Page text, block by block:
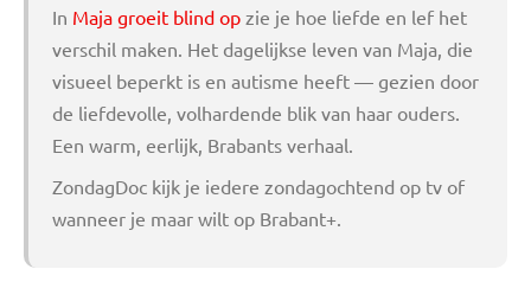
In Maja groeit blind op zie je hoe liefde en lef het
verschil maken. Het dagelijkse leven van Maja, die
visueel beperkt is en autisme heeft — gezien door
de liefdevolle, volhardende blik van haar ouders.
Een warm, eerlijk, Brabants verhaal.
ZondagDoc kijk je iedere zondagochtend op tv of
wanneer je maar wilt op Brabant+.